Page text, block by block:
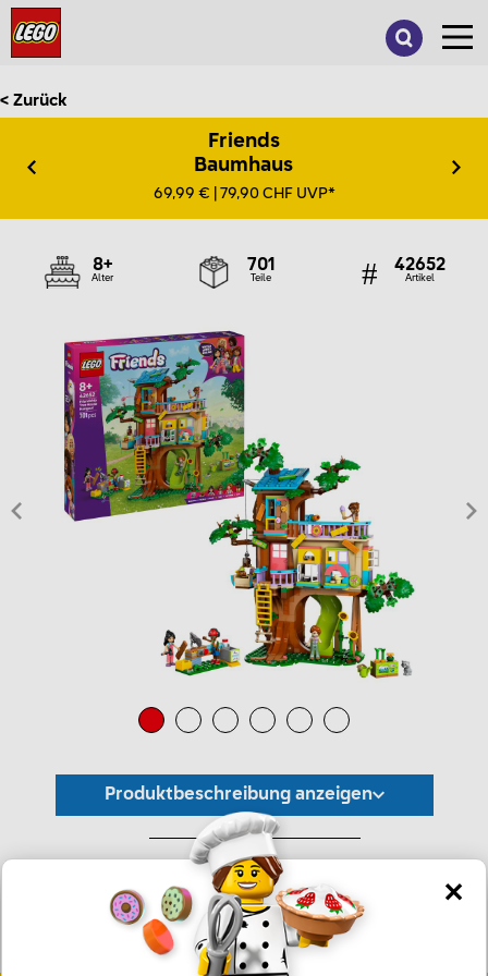
< Zurück
Friends
Baumhaus
69,99 € | 79,90 CHF UVP*
8+
Alter
701
Teile
42652
Artikel
Produktbeschreibung anzeigen
*Unverbindliche Preisempfehlung -
Die Preisgestaltung liegt im alleinigen Ermessen des Händlers